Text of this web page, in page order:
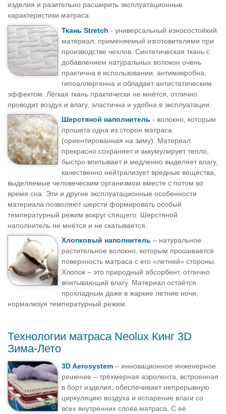
изделия и разительно расширить эксплуатационные
характеристики матраса.
Ткань Stretch - универсальный износостойкий
материал, применяемый изготовителями при
производстве чехлов. Синтетическая ткань с
добавлением натуральных волокон очень
практична в использовании, антимикробна,
гипоаллергенна и обладает антистатическим
эффектом. Лёгкая ткань практически не мнётся, отлично
проводит воздух и влагу, эластична и удобна в эксплуатации.
Шерстяной наполнитель - волокно, которым
прошита одна из сторон матраса
(ориентированная на зиму). Материал
прекрасно сохраняет и аккумулирует тепло,
быстро впитывает и медленно выделяет влагу,
качественно нейтрализует вредные вещества,
выделяемые человеческим организмом вместе с потом во
время сна. Эти и другие эксплуатационные особенности
материала позволяют шерсти формировать особый
температурный режим вокруг спящего. Шерстяной
наполнитель не мнётся и не скатывается.
Хлопковый наполнитель – натуральное
растительное волокно, которым прошивается
поверхность матраса с его «летней» стороны.
Хлопок – это природный абсорбент, отлично
впитывающий влагу. Материал остаётся
прохладным даже в жаркие летние ночи,
нормализуя температурный режим.
Технологии матраса Neolux Кинг 3D
Зима-Лето
3D Aerosystem – инновационное инженерное
решение – трёхмерная аэролента, встроенная
в борт изделия, обеспечивает непрерывную
циркуляцию воздуха и испарение влаги со
всех внутренних слоёв матраса. С её